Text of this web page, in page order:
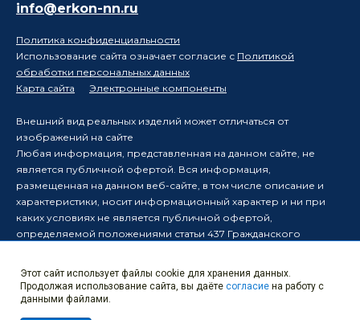
info@erkon-nn.ru
Политика конфиденциальности
Использование сайта означает согласие с Политикой
обработки персональных данных
Карта сайта
Электронные компоненты
Внешний вид реальных изделий может отличаться от
изображений на сайте
Любая информация, представленная на данном сайте, не
является публичной офертой. Вся информация,
размещенная на данном веб-сайте, в том числе описание и
характеристики, носит информационный характер и ни при
каких условиях не является публичной офертой,
определяемой положениями статьи 437 Гражданского
Производитель оставляет за собой право в одностороннем
порядке вносить изменения в информацию, размещенную на
данном веб-сайте, без уведомления третьих лиц о таких
Этот сайт использует файлы cookie для хранения данных.
Продолжая использование сайта, вы даёте согласие на работу с
данными файлами.